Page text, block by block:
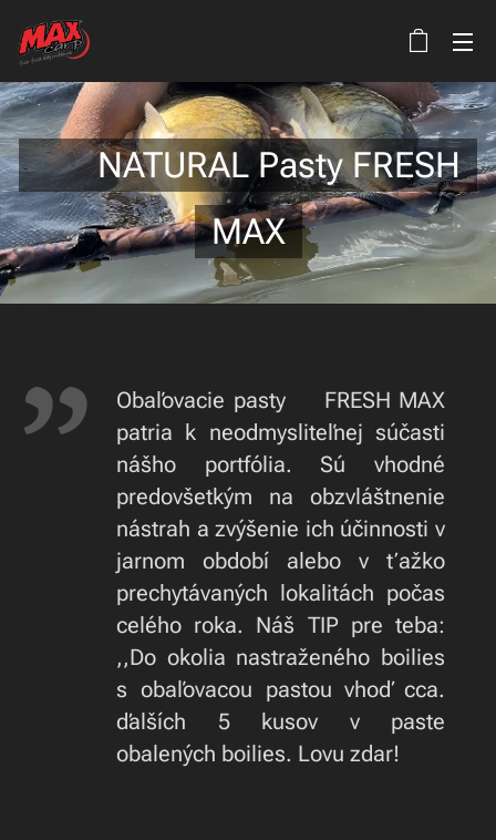
🍃 NATURAL Pasty FRESH
MAX
Obaľovacie pasty 🍃FRESH MAX
patria k neodmysliteľnej súčasti
nášho portfólia. Sú vhodné
predovšetkým na obzvláštnenie
nástrah a zvýšenie ich účinnosti v
jarnom období alebo v ťažko
prechytávaných lokalitách počas
celého roka. Náš TIP pre teba:
,,Do okolia nastraženého boilies
s obaľovacou pastou vhoď cca.
ďalších 5 kusov v paste
obalených boilies. Lovu zdar!